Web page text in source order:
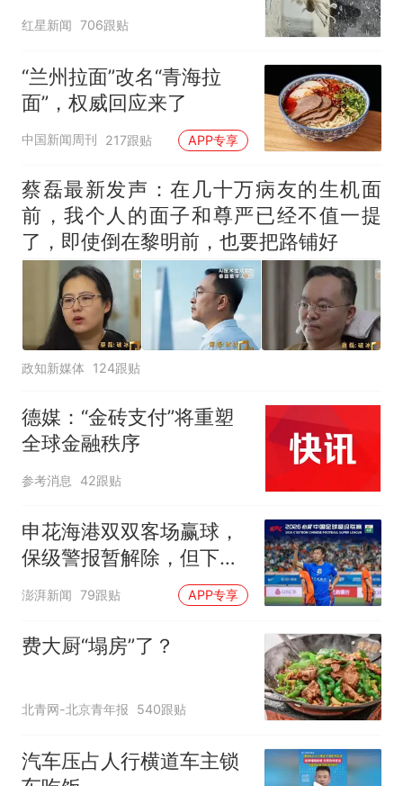
已吃掉
红星新闻 706跟贴
“兰州拉面”改名“青海拉
面”，权威回应来了
中国新闻周刊 217跟贴 APP专享
蔡磊最新发声：在几十万病友的生机面
前，我个人的面子和尊严已经不值一提
了，即使倒在黎明前，也要把路铺好
政知新媒体 124跟贴
德媒：“金砖支付”将重塑
全球金融秩序
参考消息 42跟贴
申花海港双双客场赢球，
保级警报暂解除，但下一
轮才是生死战
澎湃新闻 79跟贴 APP专享
费大厨“塌房”了？
北青网-北京青年报 540跟贴
汽车压占人行横道车主锁